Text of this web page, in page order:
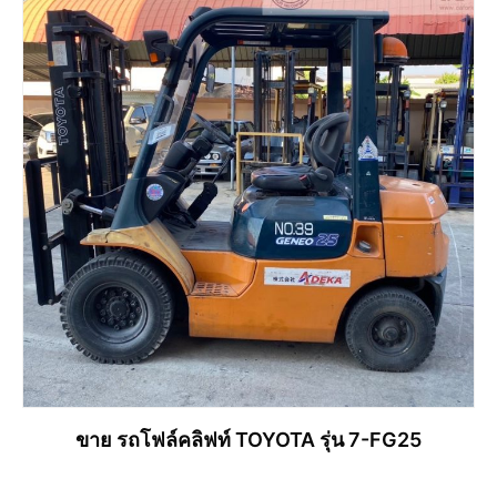
อ่านเพิ่ม
ขาย รถโฟล์คลิฟท์ TOYOTA รุ่น 7-FG25